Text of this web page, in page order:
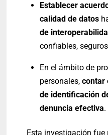
Establecer
calidad de datos
de
confiables,
En el ámbito de
personales, contar
de identificación
denuncia efectiva.
Esta investigación